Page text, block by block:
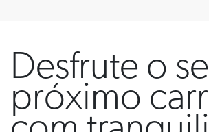
Desfrute o
próximo